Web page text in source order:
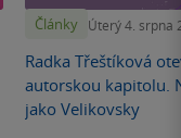
Články Úterý 4. srpna
Radka Třeštíková
autorskou kapitolu.
jako Velikovsky